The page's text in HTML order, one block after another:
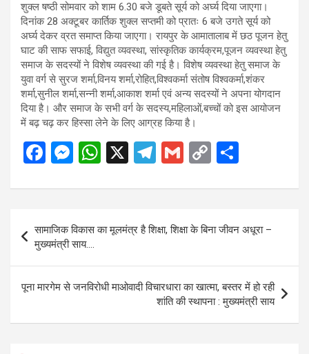
शुक्ल षष्ठी सोमवार को शाम 6.30 बजे डूबते सूर्य को अर्घ्य दिया जाएगा।
दिनांक 28 अक्टूबर कार्तिक शुक्ल सप्तमी को प्रातः 6 बजे उगते सूर्य को
अर्घ्य देकर व्रत समाप्त किया जाएगा। रायपुर के आमातालाब में छठ पूजन हेतु
घाट की साफ सफाई, विद्युत व्यवस्था, सांस्कृतिक कार्यक्रम,पूजन व्यवस्था हेतु
समाज के सदस्यों ने विशेष व्यवस्था की गई है। विशेष व्यवस्था हेतु समाज के
युवा वर्ग से सुरज शर्मा,विनय शर्मा,रोहित,विश्वकर्मा संतोष विश्वकर्मा,शंकर
शर्मा,सुनील शर्मा,सन्नी शर्मा,आकाश शर्मा एवं अन्य सदस्यों ने अपना योगदान
दिया है। और समाज के सभी वर्ग के सदस्य,महिलाओं,बच्चों को इस आयोजन
में बढ़ चढ़ कर हिस्सा लेने के लिए आग्रह किया है।
F
ce
b
o
o
k
M
se
n
g
er
W
at
A
p
p
X
T
e
gr
a
m
G
ail
C
py
Li
n
k
ar
navigation
सामाजिक विकास का मूलमंत्र है शिक्षा, शिक्षा के बिना जीवन अधूरा –
मुख्यमंत्री साय….
पूना मारगेम से जनविरोधी माओवादी विचारधारा का खात्मा, बस्तर में हो रही
शांति की स्थापना : मुख्यमंत्री साय